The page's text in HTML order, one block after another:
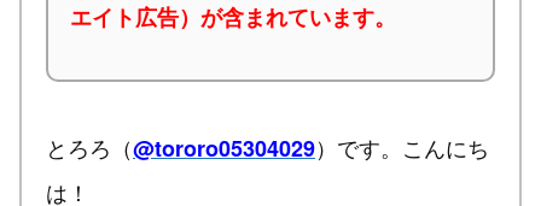
エイト広告）が含まれています。
とろろ（@tororo05304029）です。こんにち
は！